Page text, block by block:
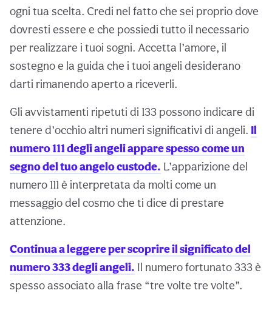
ogni tua scelta. Credi nel fatto che sei proprio dove
dovresti essere e che possiedi tutto il necessario
per realizzare i tuoi sogni. Accetta l’amore, il
sostegno e la guida che i tuoi angeli desiderano
darti rimanendo aperto a riceverli.
Gli avvistamenti ripetuti di 133 possono indicare di
tenere d’occhio altri numeri significativi di angeli. Il
numero 111 degli angeli appare spesso come un
segno del tuo angelo custode. L’apparizione del
numero 111 è interpretata da molti come un
messaggio del cosmo che ti dice di prestare
attenzione.
Continua a leggere per scoprire il significato del
numero 333 degli angeli. Il numero fortunato 333 è
spesso associato alla frase “tre volte tre volte”.